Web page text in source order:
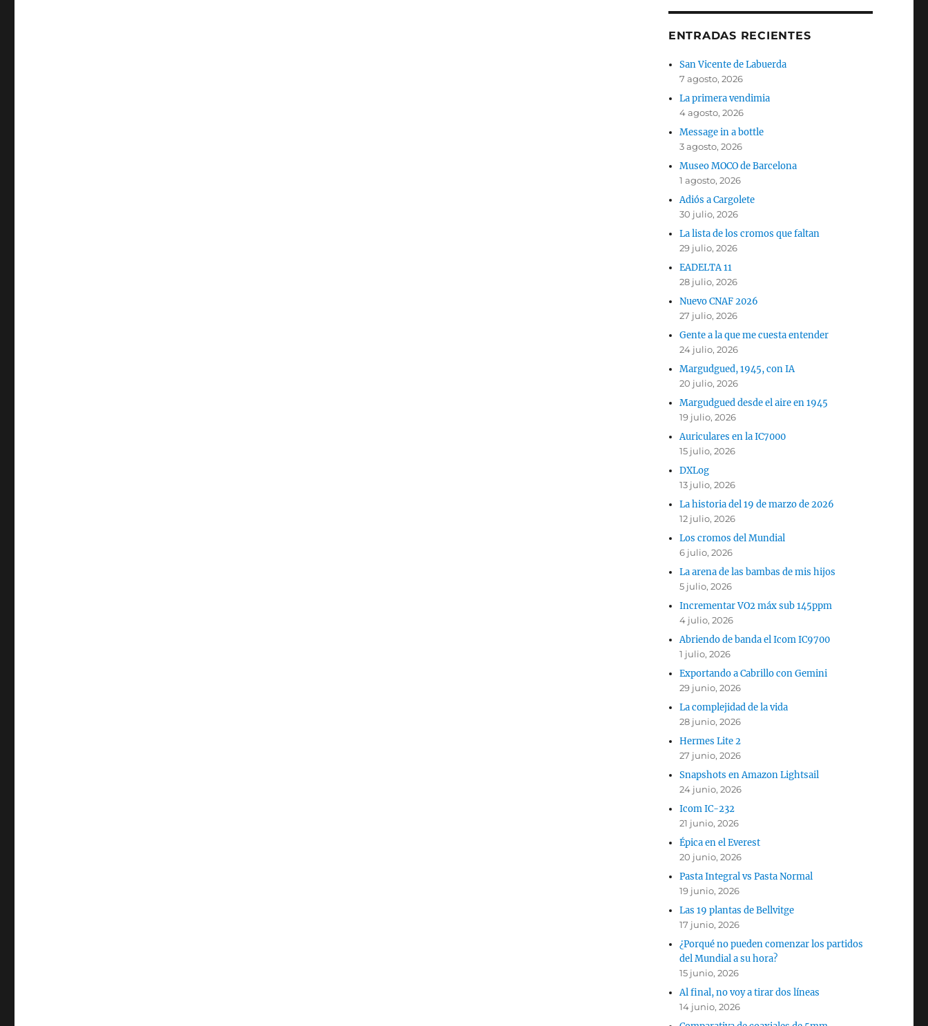
ENTRADAS RECIENTES
San Vicente de Labuerda
7 agosto, 2026
La primera vendimia
4 agosto, 2026
Message in a bottle
3 agosto, 2026
Museo MOCO de Barcelona
1 agosto, 2026
Adiós a Cargolete
30 julio, 2026
La lista de los cromos que faltan
29 julio, 2026
EADELTA 11
28 julio, 2026
Nuevo CNAF 2026
27 julio, 2026
Gente a la que me cuesta entender
24 julio, 2026
Margudgued, 1945, con IA
20 julio, 2026
Margudgued desde el aire en 1945
19 julio, 2026
Auriculares en la IC7000
15 julio, 2026
DXLog
13 julio, 2026
La historia del 19 de marzo de 2026
12 julio, 2026
Los cromos del Mundial
6 julio, 2026
La arena de las bambas de mis hijos
5 julio, 2026
Incrementar VO2 máx sub 145ppm
4 julio, 2026
Abriendo de banda el Icom IC9700
1 julio, 2026
Exportando a Cabrillo con Gemini
29 junio, 2026
La complejidad de la vida
28 junio, 2026
Hermes Lite 2
27 junio, 2026
Snapshots en Amazon Lightsail
24 junio, 2026
Icom IC-232
21 junio, 2026
Épica en el Everest
20 junio, 2026
Pasta Integral vs Pasta Normal
19 junio, 2026
Las 19 plantas de Bellvitge
17 junio, 2026
¿Porqué no pueden comenzar los partidos
del Mundial a su hora?
15 junio, 2026
Al final, no voy a tirar dos líneas
14 junio, 2026